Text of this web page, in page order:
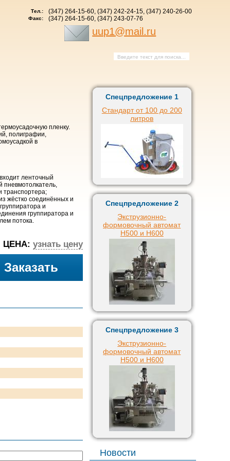
Тел.: (347) 264-15-60, (347) 242-24-15, (347) 240-26-00
Факс: (347) 264-15-60, (347) 243-07-76
uup1@mail.ru
пленку.
полиграфии,
в
ленточный
пневмотолкатель,
транспортера;
жёстко соединённых и
и
группиратора и
потока.
ЦЕНА: узнать цену
Заказать
Спецпредложение 1
Стандарт от 100 до 200
литров
Спецпредложение 2
Экструзионно-
формовочный автомат
H500 и H600
Спецпредложение 3
Экструзионно-
формовочный автомат
H500 и H600
Новости